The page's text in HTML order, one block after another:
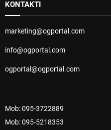
KONTAKTI
marketing@ogportal.com
info@ogportal.com
ogportal@ogportal.com
Mob: 095-3722889
Mob: 095-5218353